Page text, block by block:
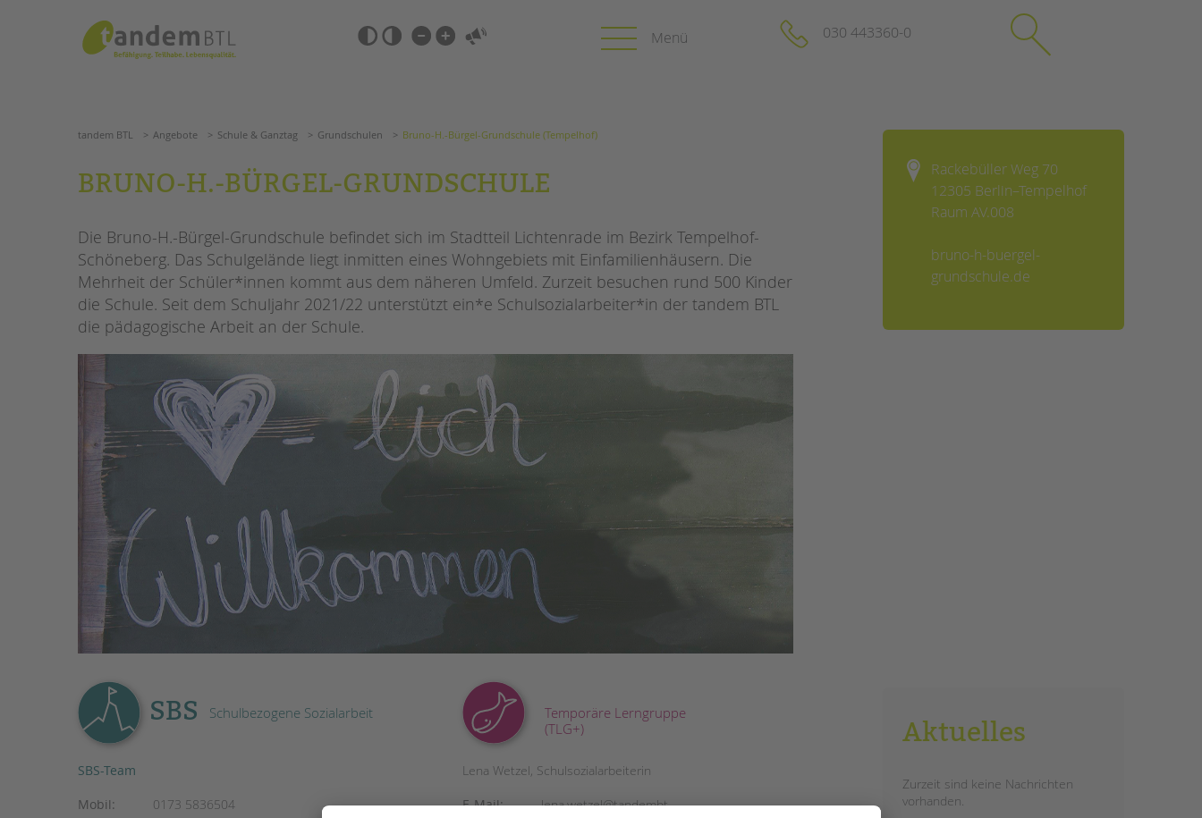
Barrierefrei-
Einstellungen
überspringen
ANGEBOTE
SCHULE & GANZTAG
Grundschulen
Oberschulen
Förderzentren
Kollegs
EFöB
Schulbezogene Sozialarbeit
Tagesgruppen
EINGLIEDERUNGSHILFE
BETREUTES WOHNEN
TANDEM BTL AKADEMIE
STADTTEILARBEIT
PROFIL | LEITBILD
Kinder- und Jugendschutz
Unsere Videos
Gesellschafter VdK
schoolcoach BTL
tandem international
tandem als Arbeitgeberin
NEWS/BLOG
Impressum
Hinweisgebersystem
tandem BTL Angebote Grundschulen Bruno-H.-Bürgel-Grundschule (Tempelhof) schließen
030 443360-0
Suchen
tandem BTL Angebote Schule & Ganztag Grundschulen Bruno-H.-Bürgel-Grundschule (Tempelhof)
BRUNO-H.-BÜRGEL-GRUNDSCHULE
Die Bruno-H.-Bürgel-Grundschule befindet sich im Stadtteil Lichtenrade im Bezirk Tempelhof-
Schöneberg. Das Schulgelände liegt inmitten eines Wohngebiets mit Einfamilienhäusern. Die
Mehrheit der Schüler*innen kommt aus dem näheren Umfeld. Zurzeit besuchen rund 500 Kinder
die Schule. Seit dem Schuljahr 2021/22 unterstützt ein*e Schulsozialarbeiter*in der tandem BTL
die pädagogische Arbeit an der Schule.
SBS Schulbezogene Sozialarbeit
SBS-Team
Mobil:
0173 5836504
Temporäre Lerngruppe
(TLG+)
Lena Wetzel, Schulsozialarbeiterin
E-Mail:
lena.wetzel@tandembt
Rackebüller Weg 70
12305 Berlin–Tempelhof
Raum AV.008
bruno-h-buergel-
grundschule.de
Aktuelles
Zurzeit sind keine Nachrichten
vorhanden.